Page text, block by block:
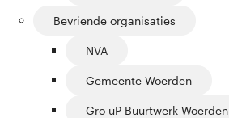
Bevriende organisaties
NVA
Gemeente Woerden
Gro uP Buurtwerk Woerden